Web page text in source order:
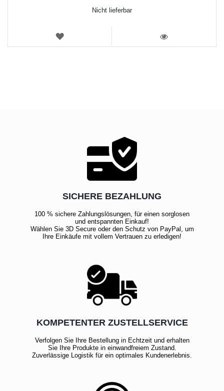
Nicht lieferbar
WUNSCHLISTE
ANSICHT
SICHERE BEZAHLUNG
100 % sichere Zahlungslösungen, für einen sorglosen
und entspannten Einkauf!
Wählen Sie 3D Secure oder den Schutz von PayPal, um
Ihre Einkäufe mit vollem Vertrauen zu erledigen!
KOMPETENTER ZUSTELLSERVICE
Verfolgen Sie Ihre Bestellung in Echtzeit und erhalten
Sie Ihre Produkte in einwandfreiem Zustand.
Zuverlässige Logistik für ein optimales Kundenerlebnis.